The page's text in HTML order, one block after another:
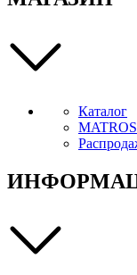
Каталог